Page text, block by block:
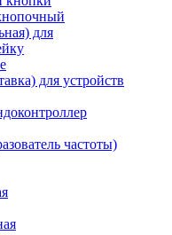
для
для устройств
частоты)